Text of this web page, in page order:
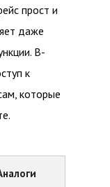
прост и
даже
В-
к
которые